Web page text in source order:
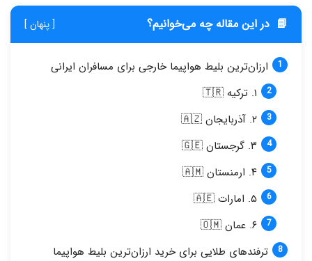
📘 در این مقاله چه می‌خوانیم؟ [ پنهان ]
ارزان‌ترین بلیط هواپیما خارجی برای مسافران ایرانی
۱. ترکیه 🇹🇷
۲. آذربایجان 🇦🇿
۳. گرجستان 🇬🇪
۴. ارمنستان 🇦🇲
۵. امارات 🇦🇪
۶. عمان 🇴🇲
ترفندهای طلایی برای خرید ارزان‌ترین بلیط هواپیما